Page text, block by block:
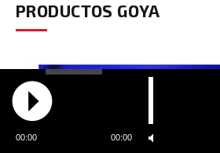
PRODUCTOS GOYA
00:00 00:00